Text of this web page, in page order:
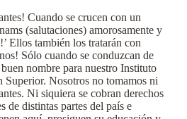
Cuando se crucen con un
(salutaciones) amorosamente y
Ellos también los tratarán con
Sólo cuando se conduzcan de
nombre para nuestro Instituto
Superior. Nosotros no tomamos ni
Ni siquiera se cobran derechos
de distintas partes del país e